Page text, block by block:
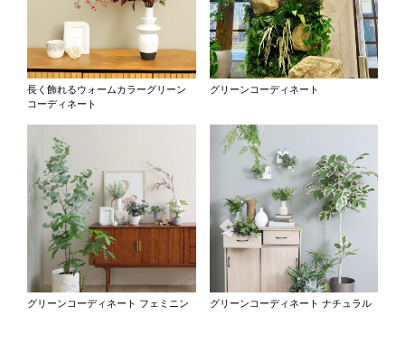
長く飾れるウォームカラーグリーン
コーディネート
グリーンコーディネート
グリーンコーディネート フェミニン グリーンコーディネート ナチュラル